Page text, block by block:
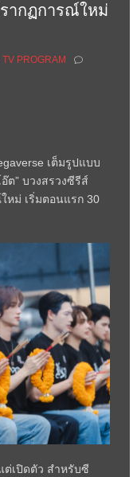
รากฏการณ์ใหม่
TV PROGRAM
เต็มรูปแบบ
ต” บวงสรวงซีรีส์
หม่ เริ่มตอนแรก 30
ต่เปิดตัว สำหรับซี